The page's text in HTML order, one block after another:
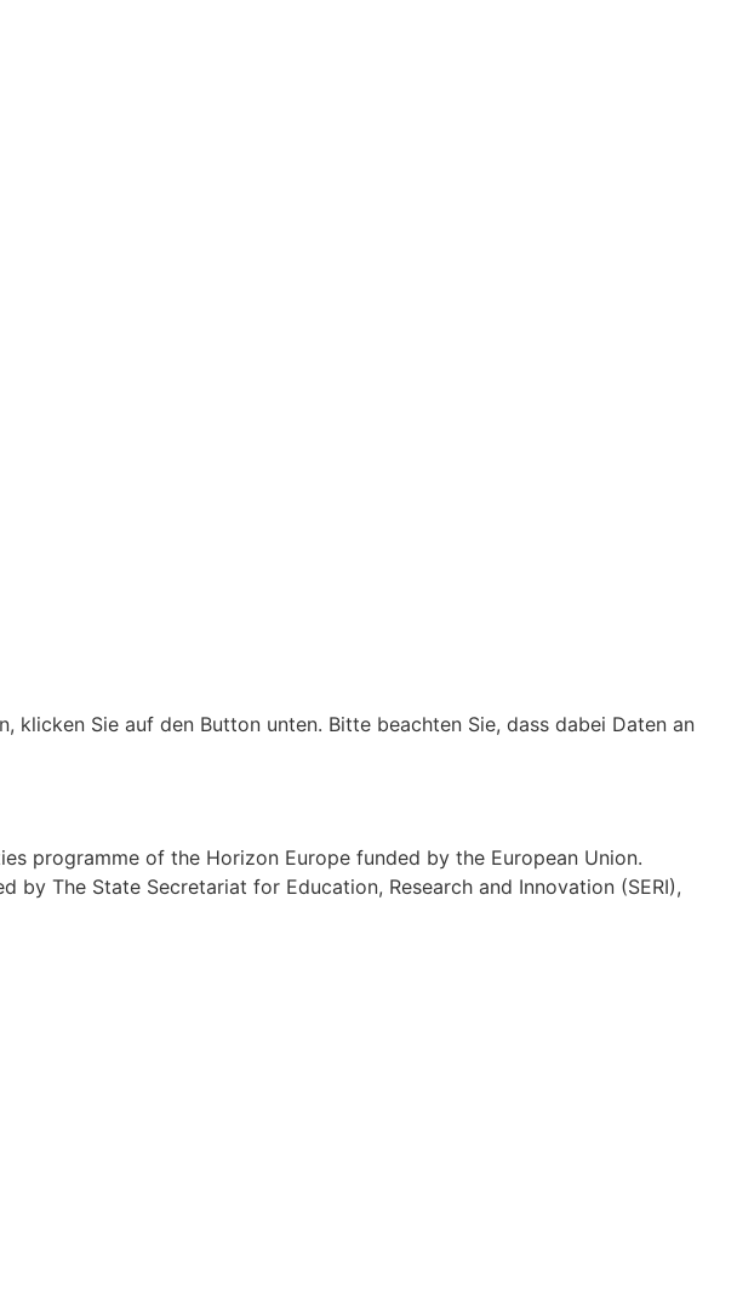
klicken Sie auf den Button unten. Bitte beachten Sie, dass dabei Daten an
programme of the Horizon Europe funded by the European Union.
The State Secretariat for Education, Research and Innovation (SERI),